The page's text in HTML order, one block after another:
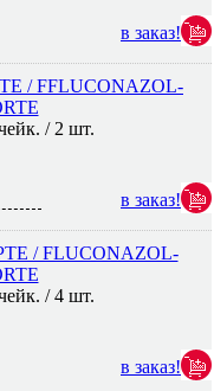
в заказ!
/ FFLUCONAZOL-
/ 2 шт.
в заказ!
/ FLUCONAZOL-
/ 4 шт.
в заказ!